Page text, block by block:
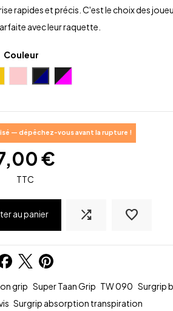
rapides et précis. C'est le choix des
avec leur raquette.
Couleur
RoseNoir-BleuNoir-Rose
— dépêchez-vous avant la rupture !
€
TTC
au panier shuffle favorite_border
grip Super Taan Grip TW 090 Surgrip
Surgrip absorption transpiration